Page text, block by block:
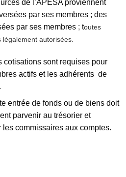
de l’APÉSA proviennent
par ses membres ; des
par ses membres ; toutes
autorisées.
cotisations sont requises pour
actifs et les adhérents de
entrée de fonds ou de biens doit
parvenir au trésorier et
les commissaires aux comptes.